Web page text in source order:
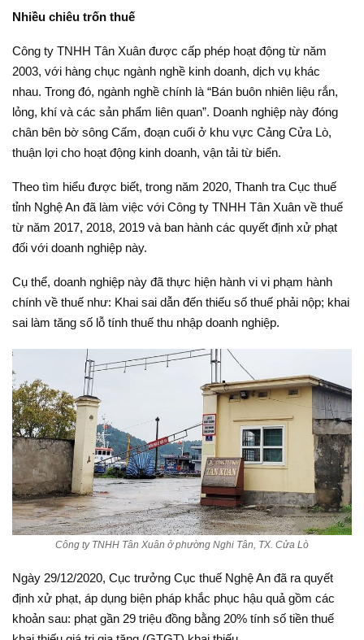
Nhiều chiêu trốn thuế
Công ty TNHH Tân Xuân được cấp phép hoạt động từ năm
2003, với hàng chục ngành nghề kinh doanh, dịch vụ khác
nhau. Trong đó, ngành nghề chính là “Bán buôn nhiên liệu rắn,
lỏng, khí và các sản phẩm liên quan”. Doanh nghiệp này đóng
chân bên bờ sông Cấm, đoạn cuối ở khu vực Cảng Cửa Lò,
thuận lợi cho hoạt động kinh doanh, vận tải từ biển.
Theo tìm hiểu được biết, trong năm 2020, Thanh tra Cục thuế
tỉnh Nghệ An đã làm việc với Công ty TNHH Tân Xuân về thuế
từ năm 2017, 2018, 2019 và ban hành các quyết định xử phạt
đối với doanh nghiệp này.
Cụ thể, doanh nghiệp này đã thực hiện hành vi vi phạm hành
chính về thuế như: Khai sai dẫn đến thiếu số thuế phải nộp; khai
sai làm tăng số lỗ tính thuế thu nhập doanh nghiệp.
Công ty TNHH Tân Xuân ở phường Nghi Tân, TX. Cửa Lò
Ngày 29/12/2020, Cục trưởng Cục thuế Nghệ An đã ra quyết
định xử phạt, áp dụng biện pháp khắc phục hậu quả gồm các
khoản sau: phạt gần 29 triệu đồng bằng 20% tính số tiền thuế